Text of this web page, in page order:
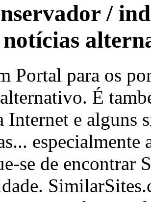
/
Portal para os
É
Internet e alguns
se de encontrar